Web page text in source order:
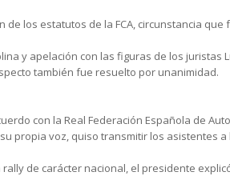
de los estatutos de la FCA, circunstancia
y apelación con las figuras de los juristas
también fue resuelto por unanimidad.
con la Real Federación Española de
propia voz, quiso transmitir los asistentes a
de carácter nacional, el presidente